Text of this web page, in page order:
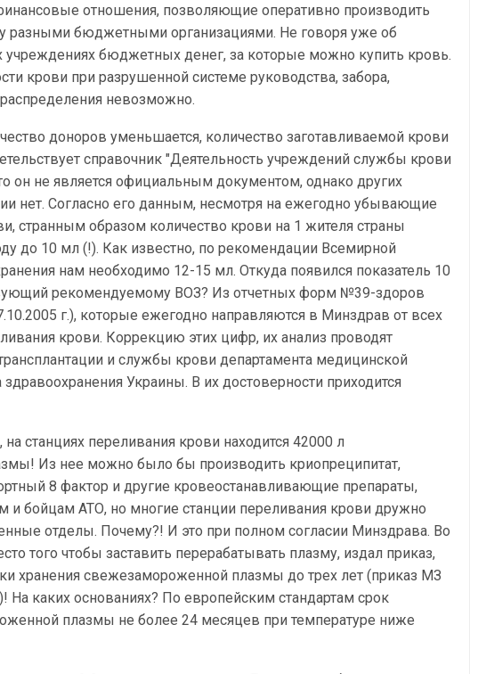
отношения, позволяющие оперативно производить
разными бюджетными организациями. Не говоря уже об
учреждениях бюджетных денег, за которые можно купить кровь.
крови при разрушенной системе руководства, забора,
распределения невозможно.
доноров уменьшается, количество заготавливаемой крови
справочник "Деятельность учреждений службы крови
он не является официальным документом, однако других
нет. Согласно его данным, несмотря на ежегодно убывающие
странным образом количество крови на 1 жителя страны
до 10 мл (!). Как известно, по рекомендации Всемирной
нам необходимо 12-15 мл. Откуда появился показатель 10
рекомендуемому ВОЗ? Из отчетных форм №39-здоров
г.), которые ежегодно направляются в Минздрав от всех
крови. Коррекцию этих цифр, их анализ проводят
и службы крови департамента медицинской
Украины. В их достоверности приходится
на станциях переливания крови находится 42000 л
Из нее можно было бы производить криопреципитат,
8 фактор и другие кровеостанавливающие препараты,
бойцам АТО, но многие станции переливания крови дружно
отделы. Почему?! И это при полном согласии Минздрава. Во
того чтобы заставить перерабатывать плазму, издал приказ,
хранения свежезамороженной плазмы до трех лет (приказ МЗ
На каких основаниях? По европейским стандартам срок
плазмы не более 24 месяцев при температуре ниже